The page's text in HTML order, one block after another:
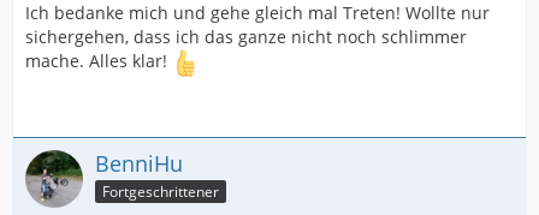
Ich bedanke mich und gehe gleich mal Treten! Wollte nur
sichergehen, dass ich das ganze nicht noch schlimmer
mache. Alles klar!
BenniHu
Fortgeschrittener